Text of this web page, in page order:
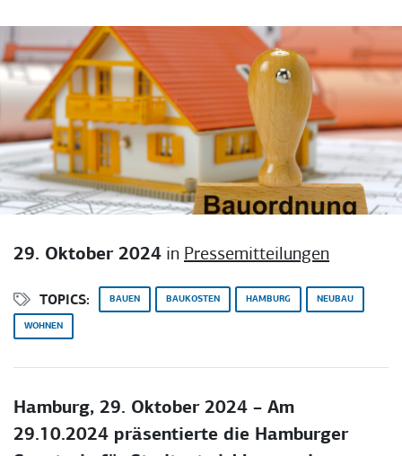
29. Oktober 2024 in Pressemitteilungen
TOPICS: BAUEN BAUKOSTEN HAMBURG NEUBAU
WOHNEN
Hamburg, 29. Oktober 2024 – Am
29.10.2024 präsentierte die Hamburger